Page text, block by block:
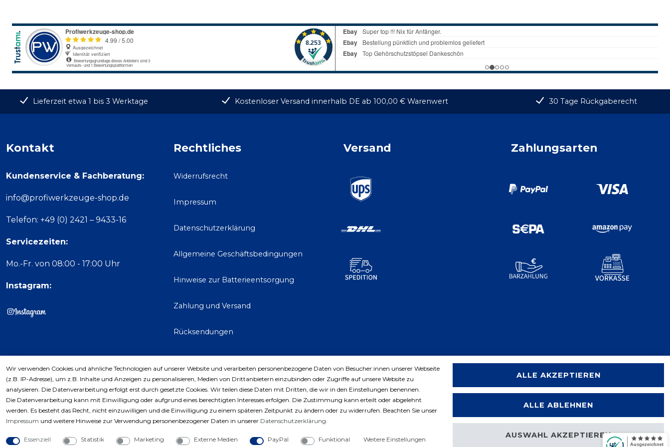
Lieferzeit etwa 1 bis 3 Werktage Kostenloser Versand innerhalb DE ab 100,00 € Warenwert 30 Tage Rückgaberecht
Kontakt
Kundenservice & Fachberatung:
info@profiwerkzeuge-shop.de
Telefon: +49 (0) 2421 – 9433-16
Servicezeiten:
Mo.-Fr. von 08:00 - 17:00 Uhr
Instagram:
Rechtliches
Widerrufsrecht
Impressum
Datenschutzerklärung
Allgemeine Geschäftsbedingungen
Hinweise zur Batterieentsorgung
Zahlung und Versand
Rücksendungen
Kaufvertrag widerrufen
Versand Zahlungsarten
Copyright © 2023 by Profiwerkzeuge-Shop. Alle Rechte vorbehalten.
Wir verwenden Cookies und ähnliche Technologien auf unserer Website und verarbeiten personenbezogene Daten von Besucher:innen unserer Webseite
(z.B. IP-Adresse), um z.B. Inhalte und Anzeigen zu personalisieren, Medien von Drittanbietern einzubinden oder Zugriffe auf unsere Website zu
analysieren. Die Datenverarbeitung erfolgt erst durch gesetzte Cookies. Wir teilen diese Daten mit Dritten, die wir in den Einstellungen benennen.
Die Datenverarbeitung kann mit Einwilligung oder aufgrund eines berechtigten Interesses erfolgen. Die Zustimmung kann erteilt oder abgelehnt
werden. Es besteht das Recht, nicht einzuwilligen und die Einwilligung zu einem späteren Zeitpunkt zu ändern oder zu widerrufen. Beachten Sie unser
Impressum und weitere Hinweise zur Verwendung personenbezogener Daten in unserer Daten­schutz­erklärung.
Essenziell Statistik Marketing Externe Medien PayPal Funktional Weitere Einstellungen
ALLE AKZEPTIEREN
ALLE ABLEHNEN
AUSWAHL AKZEPTIEREN